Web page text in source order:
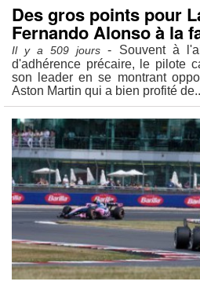
Des gros points pour
Fernando Alonso à la
Il y a 509 jours - Souvent à
d'adhérence précaire, le pilote
son leader en se montrant
Aston Martin qui a bien profité